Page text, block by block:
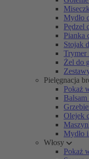
Mydło
Pędzel
Pianka
Stojak
Trymer
Żel do
Pielęgnacja
Pokaż
Olejek
Mydło
Włosy
Pokaż